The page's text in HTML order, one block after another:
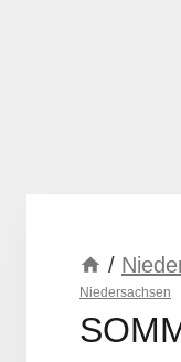
/
Niedersachsen